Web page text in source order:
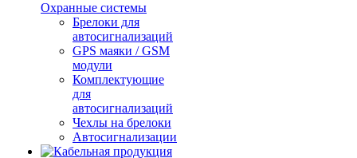
Охранные системы
Брелоки для
автосигнализаций
GPS маяки / GSM
модули
Комплектующие
для
автосигнализаций
Чехлы на брелоки
Автосигнализации